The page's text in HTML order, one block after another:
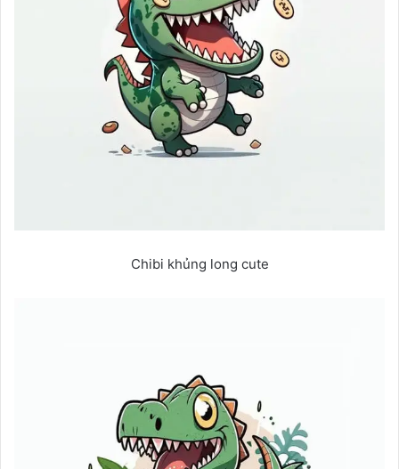
Chibi khủng long cute